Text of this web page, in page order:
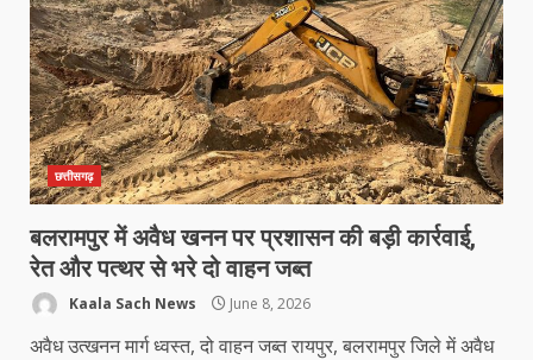
छत्तीसगढ़
बलरामपुर में अवैध खनन पर प्रशासन की बड़ी कार्रवाई,
रेत और पत्थर से भरे दो वाहन जब्त
Kaala Sach News June 8, 2026
अवैध उत्खनन मार्ग ध्वस्त, दो वाहन जब्त रायपुर, बलरामपुर जिले में अवैध